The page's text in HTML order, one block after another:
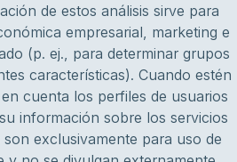
de estos análisis sirve para
empresarial, marketing e
(p. ej., para determinar grupos
características). Cuando estén
cuenta los perfiles de usuarios
información sobre los servicios
son exclusivamente para uso de